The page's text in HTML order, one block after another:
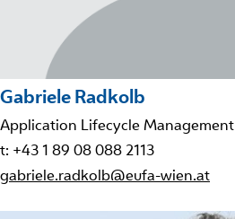
Gabriele Radkolb
Application Lifecycle Management
t: +43 1 89 08 088 2113
gabriele.radkolb@eufa-wien.at